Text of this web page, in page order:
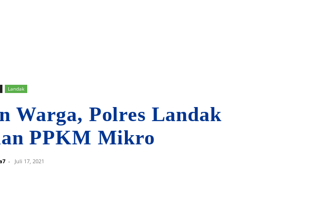
Landak
Warga, Polres Landak
PPKM Mikro
- Juli 17, 2021